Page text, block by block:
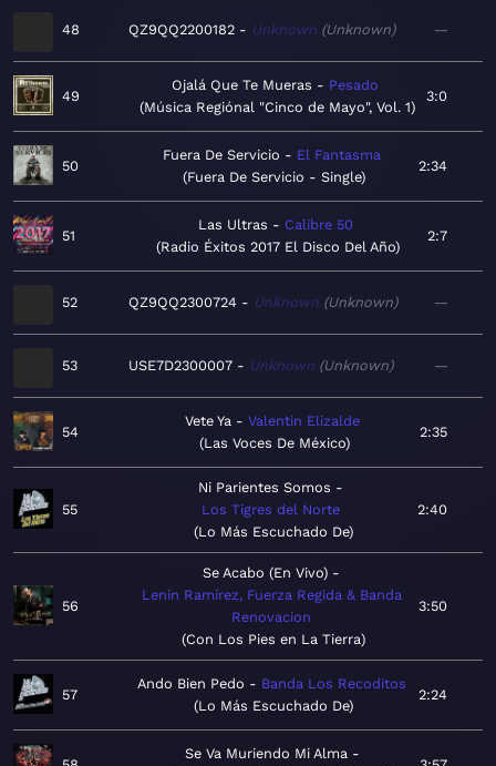
48 QZ9QQ2200182 Unknown Unknown —
49
Ojalá Que Te Mueras
Pesado
Música Regiónal "Cinco de Mayo", Vol. 1
3:0
50
Fuera De Servicio
El Fantasma
Fuera De Servicio - Single
2:34
51
Las Ultras
Calibre 50
Radio Éxitos 2017 El Disco Del Año
2:7
52 QZ9QQ2300724 Unknown Unknown —
53 USE7D2300007 Unknown Unknown —
54
Vete Ya
Valentin Elizalde
Las Voces De México
2:35
55
Ni Parientes Somos
Los Tigres del Norte
Lo Más Escuchado De
2:40
56
Se Acabo (En Vivo)
Lenin Ramírez, Fuerza Regida & Banda
Renovacion
Con Los Pies en La Tierra
3:50
57
Ando Bien Pedo
Banda Los Recoditos
Lo Más Escuchado De
2:24
Se Va Muriendo Mi Alma